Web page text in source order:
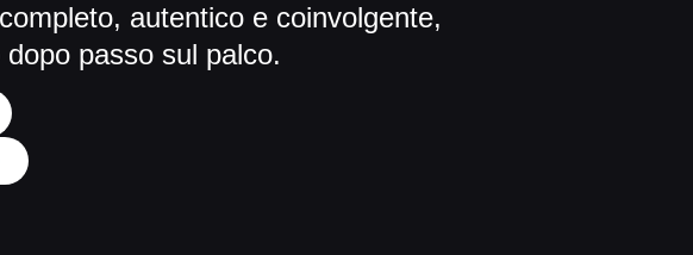
autentico e coinvolgente,
passo sul palco.